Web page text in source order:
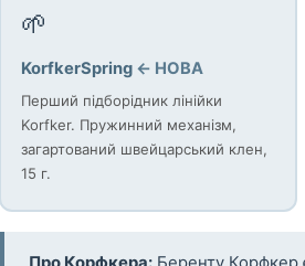
🌱
KorfkerSpring ← НОВА
Перший підборідник лінійки
Korfker. Пружинний механізм,
загартований швейцарський клен,
15 г.